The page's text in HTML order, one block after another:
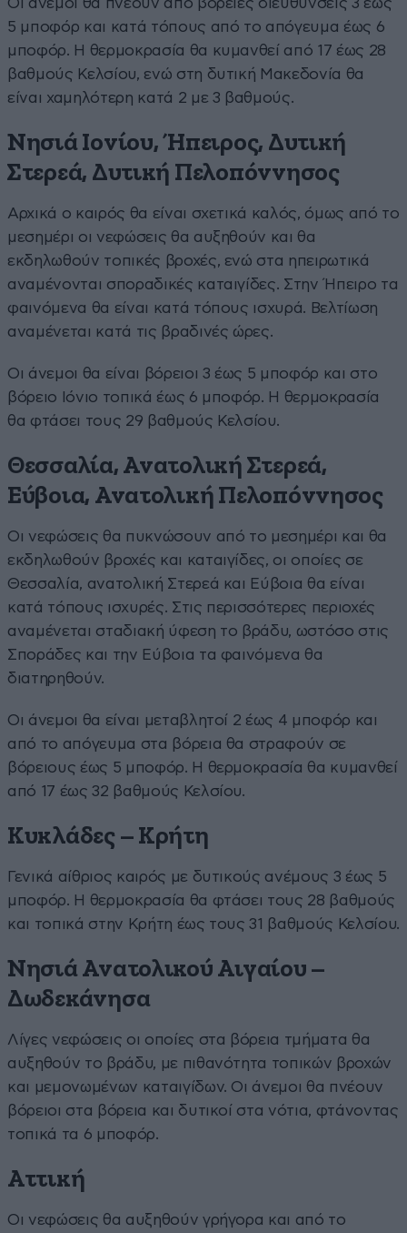
Οι άνεμοι θα πνέουν από βόρειες διευθύνσεις 3 έως
5 μποφόρ και κατά τόπους από το απόγευμα έως 6
μποφόρ. Η θερμοκρασία θα κυμανθεί από 17 έως 28
βαθμούς Κελσίου, ενώ στη δυτική Μακεδονία θα
είναι χαμηλότερη κατά 2 με 3 βαθμούς.
Νησιά Ιονίου, Ήπειρος, Δυτική
Στερεά, Δυτική Πελοπόννησος
Αρχικά ο καιρός θα είναι σχετικά καλός, όμως από το
μεσημέρι οι νεφώσεις θα αυξηθούν και θα
εκδηλωθούν τοπικές βροχές, ενώ στα ηπειρωτικά
αναμένονται σποραδικές καταιγίδες. Στην Ήπειρο τα
φαινόμενα θα είναι κατά τόπους ισχυρά. Βελτίωση
αναμένεται κατά τις βραδινές ώρες.
Οι άνεμοι θα είναι βόρειοι 3 έως 5 μποφόρ και στο
βόρειο Ιόνιο τοπικά έως 6 μποφόρ. Η θερμοκρασία
θα φτάσει τους 29 βαθμούς Κελσίου.
Θεσσαλία, Ανατολική Στερεά,
Εύβοια, Ανατολική Πελοπόννησος
Οι νεφώσεις θα πυκνώσουν από το μεσημέρι και θα
εκδηλωθούν βροχές και καταιγίδες, οι οποίες σε
Θεσσαλία, ανατολική Στερεά και Εύβοια θα είναι
κατά τόπους ισχυρές. Στις περισσότερες περιοχές
αναμένεται σταδιακή ύφεση το βράδυ, ωστόσο στις
Σποράδες και την Εύβοια τα φαινόμενα θα
διατηρηθούν.
Οι άνεμοι θα είναι μεταβλητοί 2 έως 4 μποφόρ και
από το απόγευμα στα βόρεια θα στραφούν σε
βόρειους έως 5 μποφόρ. Η θερμοκρασία θα κυμανθεί
από 17 έως 32 βαθμούς Κελσίου.
Κυκλάδες – Κρήτη
Γενικά αίθριος καιρός με δυτικούς ανέμους 3 έως 5
μποφόρ. Η θερμοκρασία θα φτάσει τους 28 βαθμούς
και τοπικά στην Κρήτη έως τους 31 βαθμούς Κελσίου.
Νησιά Ανατολικού Αιγαίου –
Δωδεκάνησα
Λίγες νεφώσεις οι οποίες στα βόρεια τμήματα θα
αυξηθούν το βράδυ, με πιθανότητα τοπικών βροχών
και μεμονωμένων καταιγίδων. Οι άνεμοι θα πνέουν
βόρειοι στα βόρεια και δυτικοί στα νότια, φτάνοντας
τοπικά τα 6 μποφόρ.
Αττική
Οι νεφώσεις θα αυξηθούν γρήγορα και από το